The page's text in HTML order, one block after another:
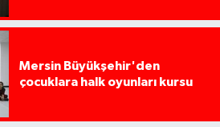
Mersin Büyükşehir'den
çocuklara halk oyunları kursu